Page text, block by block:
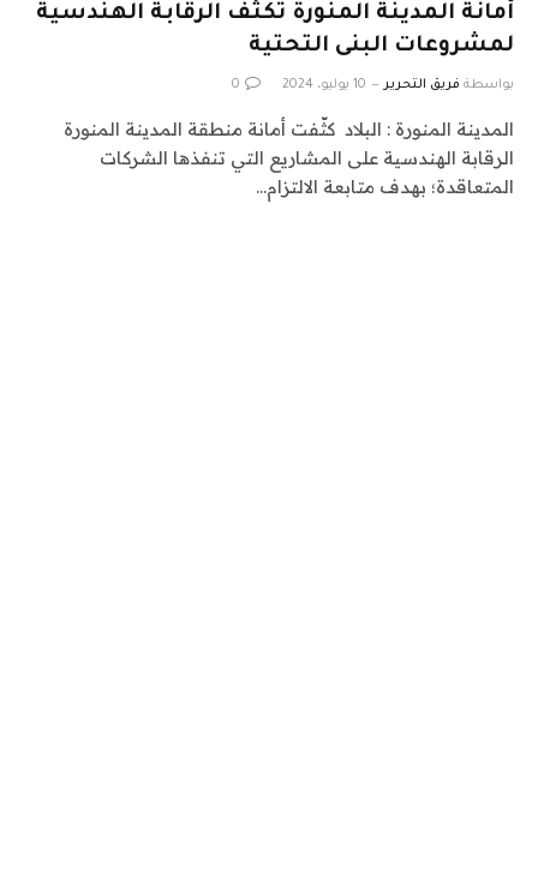
أمانة المدينة المنورة تكثّف الرقابة الهندسية
لمشروعات البنى التحتية
بواسطة فريق التحرير 10 يوليو، 2024 0
المدينة المنورة : البلاد كثّفت أمانة منطقة المدينة المنورة
الرقابة الهندسية على المشاريع التي تنفذها الشركات
المتعاقدة؛ بهدف متابعة الالتزام…